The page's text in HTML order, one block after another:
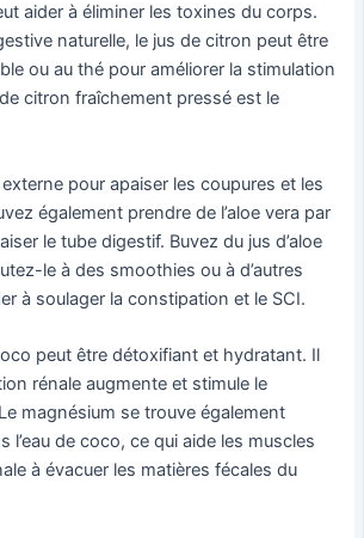
aider à éliminer les toxines du corps.
naturelle, le jus de citron peut être
ou au thé pour améliorer la stimulation
citron fraîchement pressé est le
pour apaiser les coupures et les
également prendre de l’aloe vera par
le tube digestif. Buvez du jus d’aloe
le à des smoothies ou à d’autres
à soulager la constipation et le SCI.
peut être détoxifiant et hydratant. Il
rénale augmente et stimule le
magnésium se trouve également
l’eau de coco, ce qui aide les muscles
à évacuer les matières fécales du